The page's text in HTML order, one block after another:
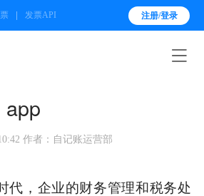
发票API 注册/登录

作者：自记账运营部
代，企业的财务管理和税务处